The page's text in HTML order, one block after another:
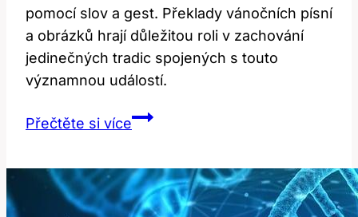
pomocí slov a gest. Překlady vánočních písní
a obrázků hrají důležitou roli v zachování
jedinečných tradic spojených s touto
významnou událostí.
Přečtěte si víceXmas:
tradice
spojující